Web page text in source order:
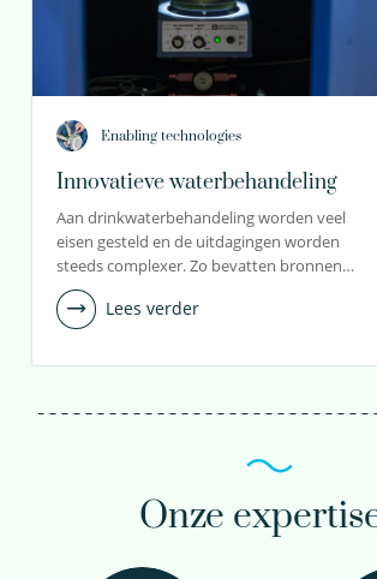
Enabling technologies
Innovatieve waterbehandeling
Aan drinkwaterbehandeling worden veel
eisen gesteld en de uitdagingen worden
steeds complexer. Zo bevatten bronnen…
Lees verder
Onze